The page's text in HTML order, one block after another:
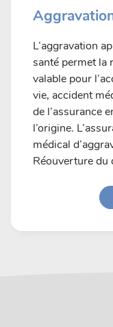
L’aggravation
santé permet la
valable pour
vie, accident
de l’assurance
l’origine.
médical
Réouverture du